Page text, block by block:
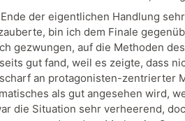
der eigentlichen Handlung
bin ich dem Finale
gezwungen, auf die Methoden
gut fand, weil es zeigte, dass
an protagonisten-zentrierter
als gut angesehen wird,
die Situation sehr verheerend,